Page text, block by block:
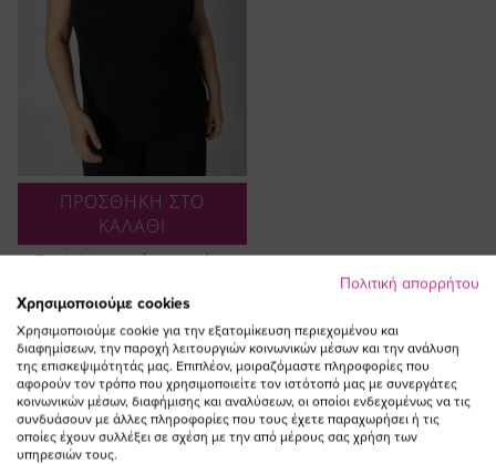
ΠΡΟΣΘΗΚΗ ΣΤΟ
ΚΑΛΑΘΙ
Τοπ light τιραντάκι σε μαύρο
17,00 €
Πολιτική απορρήτου
Χρησιμοποιούμε cookies
Χρησιμοποιούμε cookie για την εξατομίκευση περιεχομένου και
διαφημίσεων, την παροχή λειτουργιών κοινωνικών μέσων και την ανάλυση
της επισκεψιμότητάς μας. Επιπλέον, μοιραζόμαστε πληροφορίες που
αφορούν τον τρόπο που χρησιμοποιείτε τον ιστότοπό μας με συνεργάτες
κοινωνικών μέσων, διαφήμισης και αναλύσεων, οι οποίοι ενδεχομένως να τις
συνδυάσουν με άλλες πληροφορίες που τους έχετε παραχωρήσει ή τις
οποίες έχουν συλλέξει σε σχέση με την από μέρους σας χρήση των
υπηρεσιών τους.